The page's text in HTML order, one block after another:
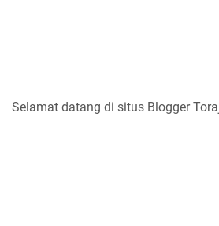
Selamat datang di situs Blogger